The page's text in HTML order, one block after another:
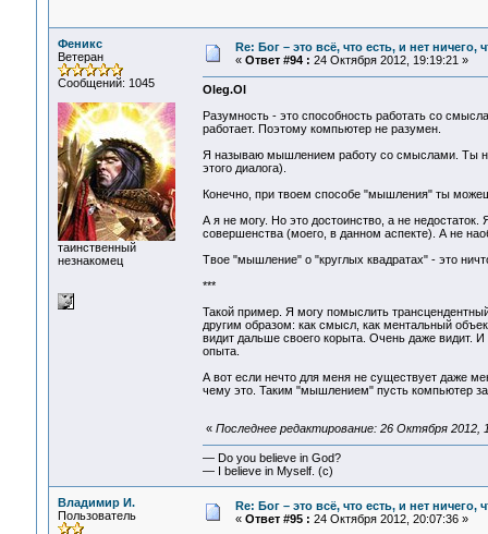
Феникс
Ветеран
Сообщений: 1045
таинственный
незнакомец
Re: Бог – это всё, что есть, и нет
« Ответ #94 : 24 Октября 2012, 19:19:21 »
Oleg.Ol
Разумность - это способность работать со
работает. Поэтому компьютер не разумен.
Я называю мышлением работу со смыслами. Ты
этого диалога).
Конечно, при твоем способе "мышления" ты
А я не могу. Но это достоинство, а не
совершенства (моего, в данном аспекте). А не
Твое "мышление" о "круглых квадратах" - это
***
Такой пример. Я могу помыслить
другим образом: как смысл, как ментальный
видит дальше своего корыта. Очень даже видит.
опыта.
А вот если нечто для меня не существует даже
чему это. Таким "мышлением" пусть компьютер
« Последнее редактирование: 26 Октября 2012,
— Do you believe in God?
— I believe in Myself. (c)
Владимир И.
Пользователь
Re: Бог – это всё, что есть, и нет
« Ответ #95 : 24 Октября 2012, 20:07:36 »